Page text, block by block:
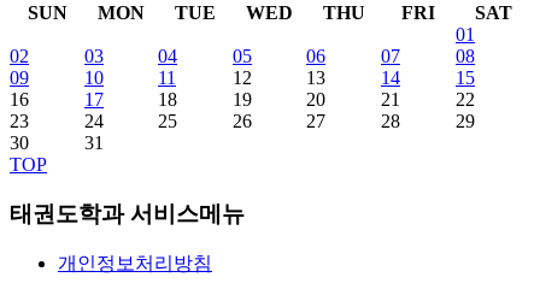
SUN
MON TUE WED THU FRI
SAT
01
02
03 04 05 06 07
08
09
10 11 12 13 14
15
16
17 18 19 20 21
22
23
24 25 26 27 28
29
30
31
TOP
태권도학과 서비스메뉴
개인정보처리방침